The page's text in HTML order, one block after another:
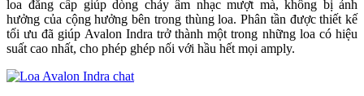
loa đẳng cấp giúp dòng chảy âm nhạc mượt mà, không bị ảnh
hưởng của cộng hưởng bên trong thùng loa. Phân tần được thiết kế
tối ưu đã giúp Avalon Indra trở thành một trong những loa có hiệu
suất cao nhất, cho phép ghép nối với hầu hết mọi amply.